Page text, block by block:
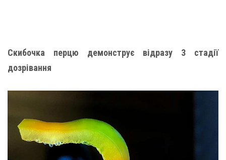
Скибочка перцю демонструє відразу 3 стадії
дозрівання